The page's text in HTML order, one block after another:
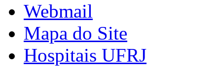
Webmail
Mapa do Site
Hospitais UFRJ